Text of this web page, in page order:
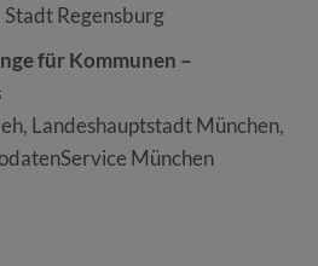
Stadt Regensburg
für Kommunen –
Landeshauptstadt München,
München